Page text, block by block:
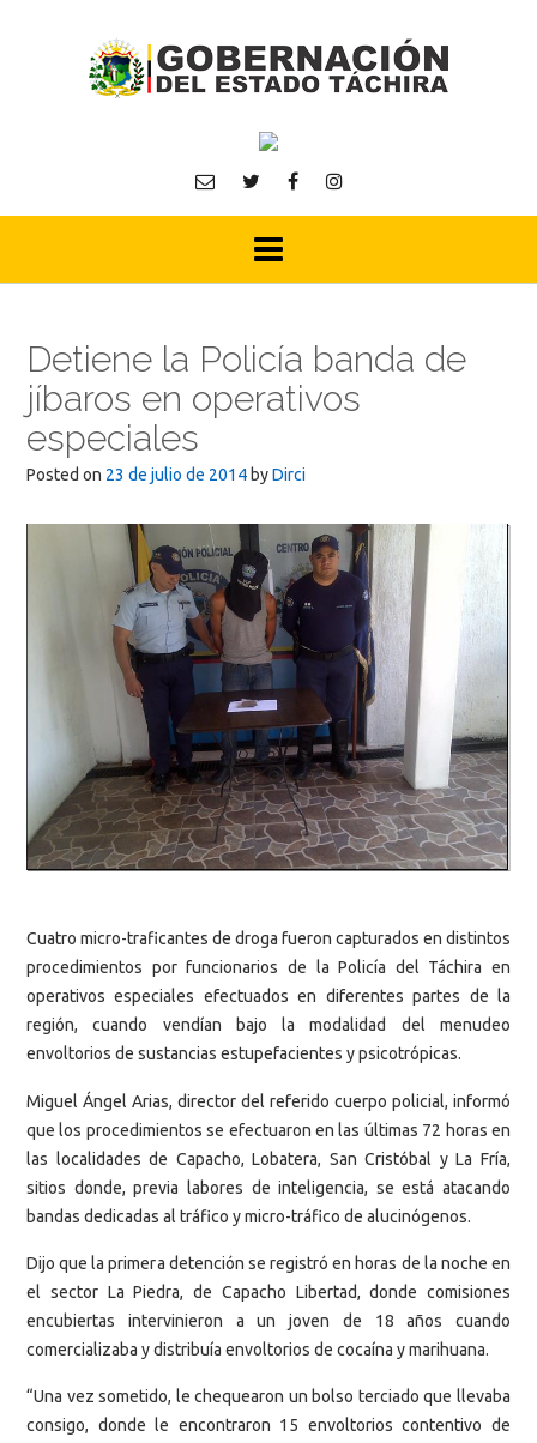
Detiene la Policía banda de
jíbaros en operativos
especiales
Posted on 23 de julio de 2014 byDirci
Cuatro micro-traficantes de droga fueron capturados en distintos
procedimientos por funcionarios de la Policía del Táchira en
operativos especiales efectuados en diferentes partes de la
región, cuando vendían bajo la modalidad del menudeo
envoltorios de sustancias estupefacientes y psicotrópicas.
Miguel Ángel Arias, director del referido cuerpo policial, informó
que los procedimientos se efectuaron en las últimas 72 horas en
las localidades de Capacho, Lobatera, San Cristóbal y La Fría,
sitios donde, previa labores de inteligencia, se está atacando
bandas dedicadas al tráfico y micro-tráfico de alucinógenos.
Dijo que la primera detención se registró en horas de la noche en
el sector La Piedra, de Capacho Libertad, donde comisiones
encubiertas intervinieron a un joven de 18 años cuando
comercializaba y distribuía envoltorios de cocaína y marihuana.
“Una vez sometido, le chequearon un bolso terciado que llevaba
consigo, donde le encontraron 15 envoltorios contentivo de